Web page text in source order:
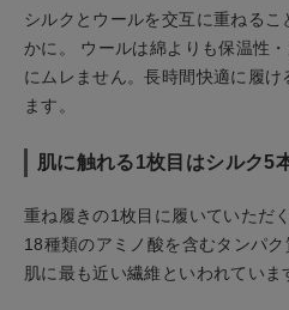
シルクとウールを交互に重ねる
かに。 ウールは綿よりも保温性
にムレません。長時間快適に履
ます。
肌に触れる1枚目はシルク5
重ね履きの1枚目に履いていただ
18種類のアミノ酸を含むタンパ
肌に最も近い繊維といわれていま